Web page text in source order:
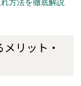
方法を徹底解説
リット・